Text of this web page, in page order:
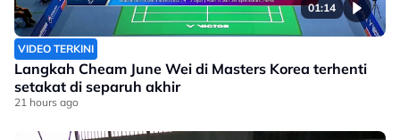
01:14
VIDEO TERKINI
Langkah Cheam June Wei di Masters Korea terhenti
setakat di separuh akhir
21 hours ago